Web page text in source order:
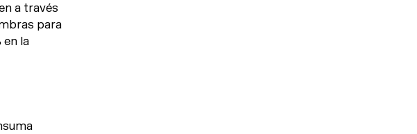
a través
para
en la